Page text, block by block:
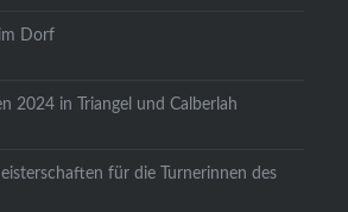
Dorf
2024 in Triangel und Calberlah
für die Turnerinnen des